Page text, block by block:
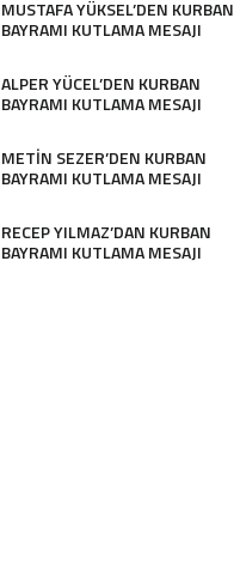
MUSTAFA YÜKSEL’DEN KURBAN
BAYRAMI KUTLAMA MESAJI
ALPER YÜCEL’DEN KURBAN
BAYRAMI KUTLAMA MESAJI
METİN SEZER’DEN KURBAN
BAYRAMI KUTLAMA MESAJI
RECEP YILMAZ’DAN KURBAN
BAYRAMI KUTLAMA MESAJI